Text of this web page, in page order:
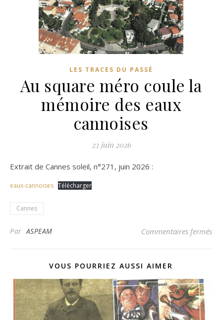
LES TRACES DU PASSÉ
Au square méro coule la
mémoire des eaux
cannoises
23 juin 2026
Extrait de Cannes soleil, n°271, juin 2026 :
eaux-cannoises Télécharger
Cannes
ParASPEAM Commentaires fermés
VOUS POURRIEZ AUSSI AIMER